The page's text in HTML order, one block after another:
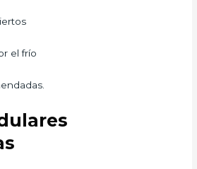
el frío